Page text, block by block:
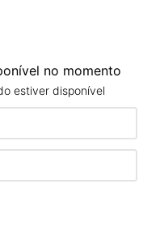
no momento
estiver disponível